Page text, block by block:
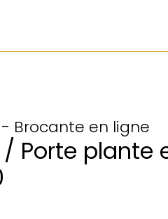
Brocante en ligne
/ Porte plante